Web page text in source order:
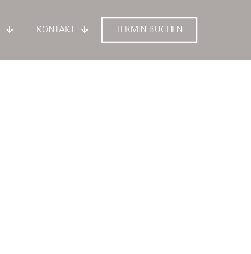
KONTAKT TERMIN BUCHEN